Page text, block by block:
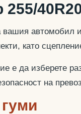
автомобил
като
е да изберете
на